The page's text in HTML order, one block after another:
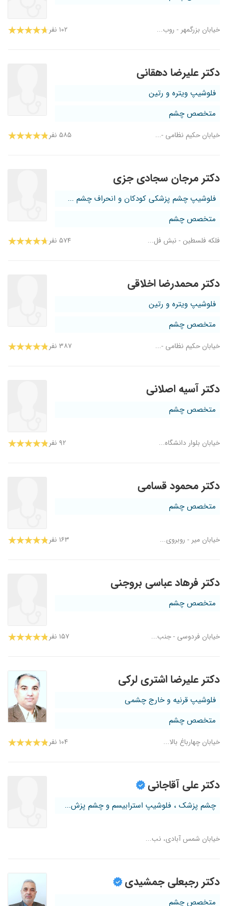
خیابان بزرگمهر - روب... ۱۰۲ نفر
دکتر علیرضا دهقانی
فلوشیپ ویتره و رتین
متخصص چشم
خیابان حکیم نظامی -... ۵۸۵ نفر
دکتر مرجان سجادی جزی
فلوشیپ چشم پزشکی کودکان و انحراف چشم ...
متخصص چشم
فلکه فلسطین - نبش فل... ۵۷۴ نفر
دکتر محمدرضا اخلاقی
فلوشیپ ویتره و رتین
متخصص چشم
خیابان حکیم نظامی -... ۳۸۷ نفر
دکتر آسیه اصلانی
متخصص چشم
خیابان بلوار دانشگاه... ۹۲ نفر
دکتر محمود قسامی
متخصص چشم
خیابان میر - روبروی... ۱۶۳ نفر
دکتر فرهاد عباسی بروجنی
متخصص چشم
خیابان فردوسی - جنب... ۱۵۷ نفر
دکتر علیرضا اشتری لرکی
فلوشیپ قرنیه و خارج چشمی
متخصص چشم
خیابان چهارباغ بالا... ۱۰۴ نفر
دکتر علی آقاجانی
چشم پزشک ، فلوشیپ استرابیسم و چشم پزش...
خیابان شمس آبادی، نب...
دکتر رجبعلی جمشیدی
متخصص چشم